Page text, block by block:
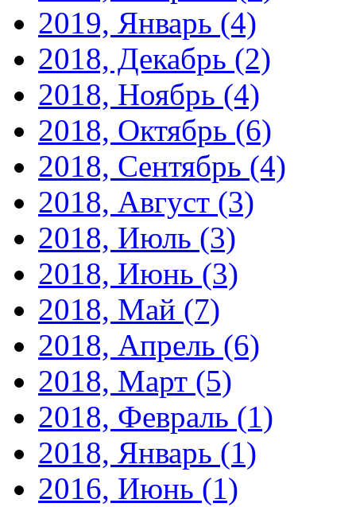
2019, Январь (4)
2018, Декабрь (2)
2018, Ноябрь (4)
2018, Октябрь (6)
2018, Сентябрь (4)
2018, Август (3)
2018, Июль (3)
2018, Июнь (3)
2018, Май (7)
2018, Апрель (6)
2018, Март (5)
2018, Февраль (1)
2018, Январь (1)
2016, Июнь (1)